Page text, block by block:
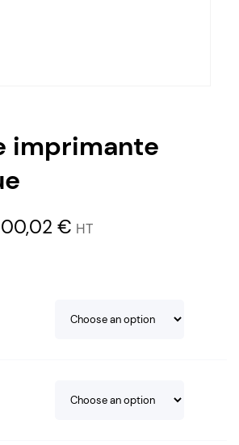
imprimante
€ HT